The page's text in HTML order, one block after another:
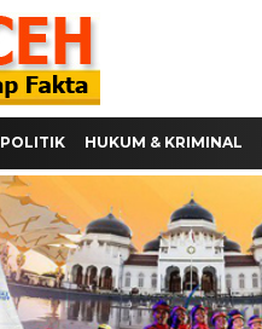
POLITIK HUKUM & KRIMINAL